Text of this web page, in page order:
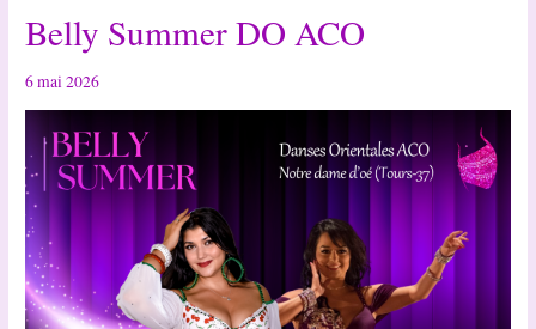
Belly Summer DO ACO
6 mai 2026